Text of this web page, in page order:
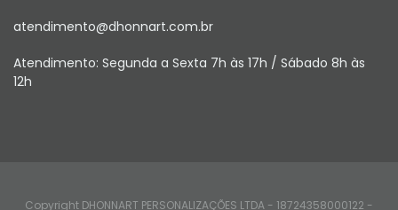
atendimento@dhonnart.com.br
Atendimento: Segunda a Sexta 7h às 17h / Sábado 8h às
12h
Copyright DHONNART PERSONALIZAÇÕES LTDA - 18724358000122 -